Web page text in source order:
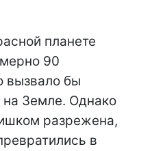
планете
90
вызвало бы
Земле. Однако
разрежена,
в